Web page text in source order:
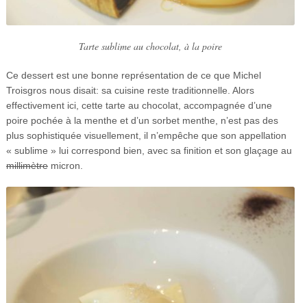
Tarte sublime au chocolat, à la poire
Ce dessert est une bonne représentation de ce que Michel
Troisgros nous disait: sa cuisine reste traditionnelle. Alors
effectivement ici, cette tarte au chocolat, accompagnée d’une
poire pochée à la menthe et d’un sorbet menthe, n’est pas des
plus sophistiquée visuellement, il n’empêche que son appellation
« sublime » lui correspond bien, avec sa finition et son glaçage au
millimètremicron.